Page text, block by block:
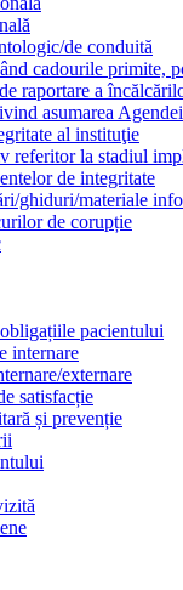
de conduită
cadourile primite,
raportare a
asumarea
al instituţie
referitor la stadiul
de integritate
ghiduri/materiale
de corupție
pacientului
internare
externare
satisfacție
și prevenție